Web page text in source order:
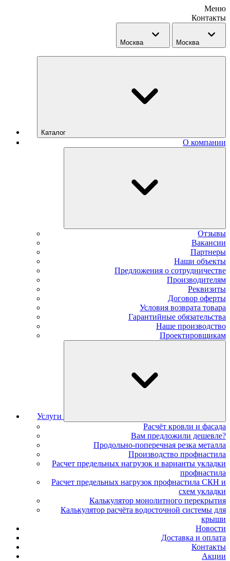
Меню
Контакты
Москва Москва
Каталог
О компании
Отзывы
Вакансии
Партнеры
Наши объекты
Предложения о сотрудничестве
Производителям
Реквизиты
Договор оферты
Условия возврата товара
Гарантийные обязательства
Наше производство
Проектировщикам
Услуги
Расчёт кровли и фасада
Вам предложили дешевле?
Продольно-поперечная резка металла
Производство профнастила
Расчет предельных нагрузок и варианты укладки
профнастила
Расчет предельных нагрузок профнастила СКН и
схем укладки
Калькулятор монолитного перекрытия
Калькулятор расчёта водосточной системы для
крыши
Новости
Доставка и оплата
Контакты
Акции